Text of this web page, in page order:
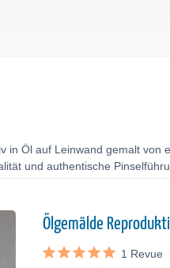
in Öl auf Leinwand gemalt von
und authentische
Ölgemälde
1 Revue